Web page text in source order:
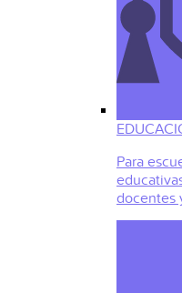
Para
docentes